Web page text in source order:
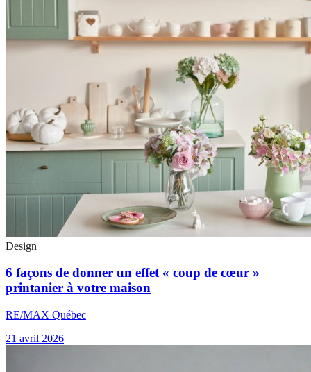
Design
6 façons de donner un effet « coup de cœur »
printanier à votre maison
RE/MAX Québec
21 avril 2026